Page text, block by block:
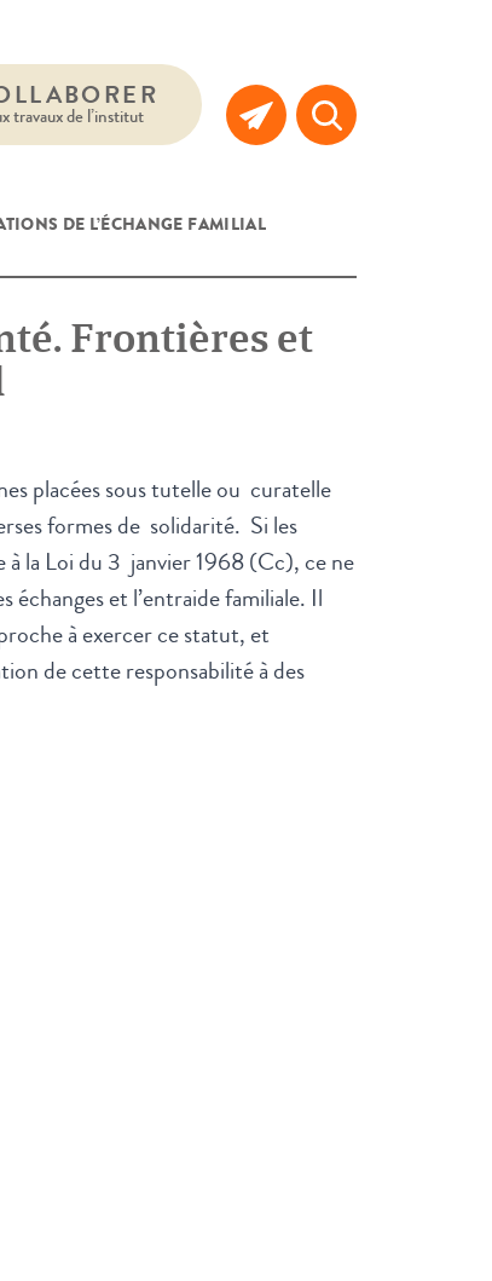
travaux de l’institut
DE L’ÉCHANGE FAMILIAL
Frontières et
placées sous tutelle ou curatelle
formes de solidarité. Si les
la Loi du 3 janvier 1968 (Cc), ce ne
échanges et l’entraide familiale. Il
à exercer ce statut, et
de cette responsabilité à des